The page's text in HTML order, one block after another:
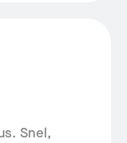
Snel,